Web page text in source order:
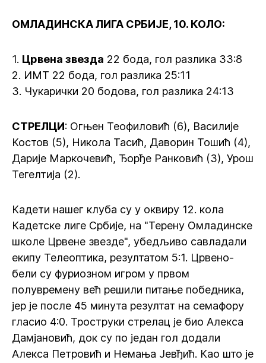
ОМЛАДИНСКА ЛИГА СРБИЈЕ, 10. КОЛО:
1. Црвена звезда 22 бода, гол разлика 33:8
2. ИМТ 22 бода, гол разлика 25:11
3. Чукарички 20 бодова, гол разлика 24:13
СТРЕЛЦИ: Огњен Теофиловић (6), Василије
Костов (5), Никола Тасић, Даворин Тошић (4),
Дарије Маркочевић, Ђорђе Ранковић (3), Урош
Тегелтија (2).
Кадети нашег клуба су у оквиру 12. кола
Кадетске лиге Србије, на "Терену Омладинске
школе Црвене звезде", убедљиво савладали
екипу Телеоптика, резултатом 5:1. Црвено-
бели су фуриозном игром у првом
полувремену већ решили питање победника,
јер је после 45 минута резултат на семафору
гласио 4:0. Троструки стрелац је био Алекса
Дамјановић, док су по један гол додали
Алекса Петровић и Немања Јевђић. Као што је